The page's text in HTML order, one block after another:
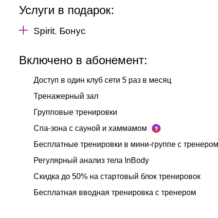
Услуги в подарок:
Spirit. Бонус
Включено в абонемент:
Доступ в один клуб сети 5 раз в месяц
Тренажерный зал
Групповые тренировки
Спа-зона с сауной и хаммамом
Бесплатные тренировки в мини-группе с тренером
Регулярный анализ тела InBody
Скидка до 50% на стартовый блок тренировок
Бесплатная вводная тренировка с тренером